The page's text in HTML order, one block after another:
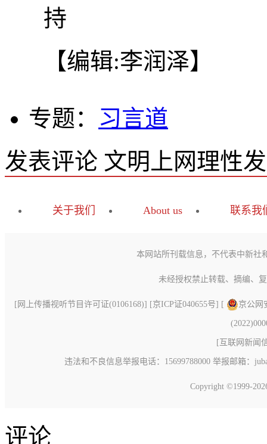
持
【编辑:李润泽】
专题： 习言道
发表评论 文明上网理性
关于我们 About us 联系我
本网站所刊载信息，不代表中新社
未经授权禁止转载、摘编、
[ 网上传播视听节目许可证(0106168)] [京ICP证040655号] [ 京公网
[ 互联网新闻
违法和不良信息举报电话：15699788000 举报邮箱：
Copyright ©1999-
评论